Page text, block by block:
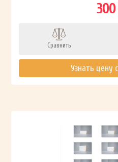
Сравнить
Узнать цену